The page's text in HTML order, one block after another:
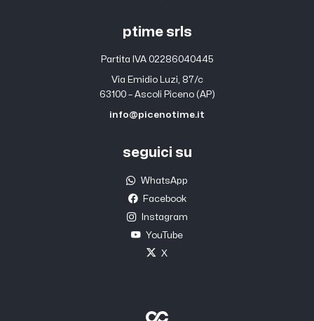
ptime srls
Partita IVA 02286040445
Via Emidio Luzi, 87/c
63100 – Ascoli Piceno (AP)
info@picenotime.it
seguici su
WhatsApp
Facebook
Instagram
YouTube
X